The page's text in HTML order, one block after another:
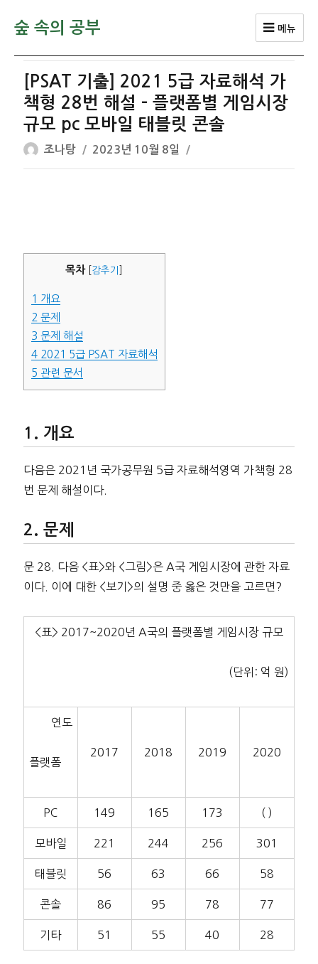
숲 속의 공부 메뉴
[PSAT 기출] 2021 5급 자료해석 가
책형 28번 해설 – 플랫폼별 게임시장
규모 pc 모바일 태블릿 콘솔
글
쓴
조나탕
작
성
2023년 10월 8일
목차 감추기
1 개요
2 문제
3 문제 해설
42021 5급 PSAT 자료해석
5 관련 문서
개요
다음은 2021년 국가공무원 5급 자료해석영역 가책형 28
번 문제 해설이다.
문제
문 28. 다음 <표>와 <그림>은 A국 게임시장에 관한 자료
이다. 이에 대한 <보기>의 설명 중 옳은 것만을 고르면?
<표> 2017~2020년 A국의 플랫폼별 게임시장 규모
(단위: 억 원)
연도
플랫폼
2017 2018 2019 2020
PC 149 165 173 ( )
모바일 221 244 256 301
태블릿 56 63 66 58
콘솔 86 95 78 77
기타 51 55 40 28